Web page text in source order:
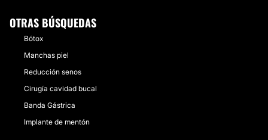
OTRAS BÚSQUEDAS
Bótox
Manchas piel
Reducción senos
Cirugía cavidad bucal
Banda Gástrica
Implante de mentón